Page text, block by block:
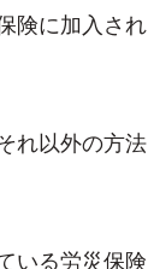
険に加入され
れ以外の方法
いる労災保険